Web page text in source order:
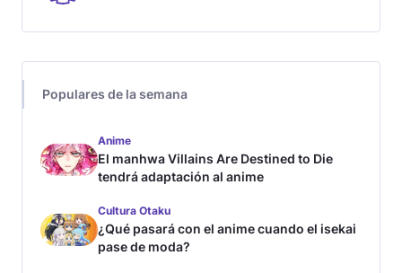
Populares de la semana
Anime
El manhwa Villains Are Destined to Die
tendrá adaptación al anime
Cultura Otaku
¿Qué pasará con el anime cuando el isekai
pase de moda?